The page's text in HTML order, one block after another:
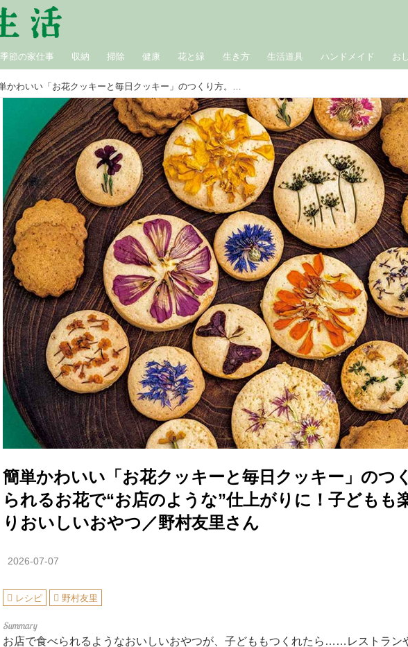
季節の家仕事 収納 掃除 健康 花と緑 生き方 生活道具 ハンドメイド お
簡単かわいい「お花クッキーと毎日クッキー」のつくり方。食べられるお花で“お店のような”仕上がりに！子どもも楽しいとびきりおいしいおやつ／野村友里さん
簡単かわいい「お花クッキーと毎日クッキー」のつ
られるお花で“お店のような”仕上がりに！子どもも
りおいしいおやつ／野村友里さん
2026-07-07
レシピ 野村友里
お店で食べられるようなおいしいおやつが、子どももつくれたら……レストラン